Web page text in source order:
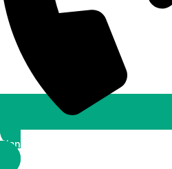
Planera ett besök